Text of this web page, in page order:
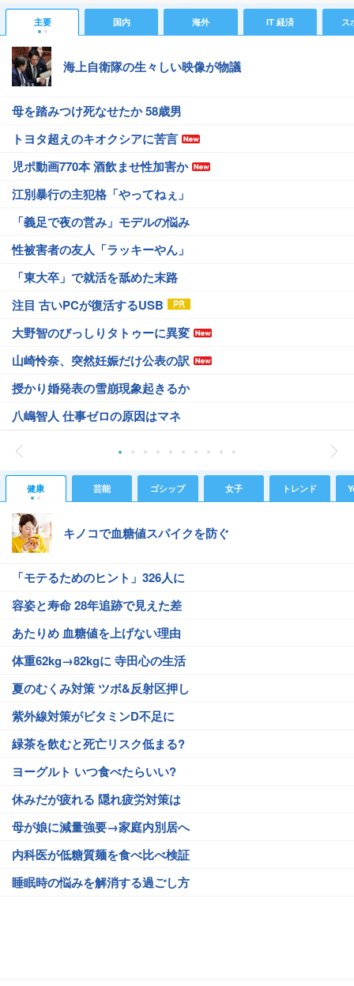
主要 国内 海外 IT 経済 ス
海上自衛隊の生々しい映像が物議
母を踏みつけ死なせたか 58歳男
トヨタ超えのキオクシアに苦言
児ポ動画770本 酒飲ませ性加害か
江別暴行の主犯格「やってねぇ」
「義足で夜の営み」モデルの悩み
性被害者の友人「ラッキーやん」
「東大卒」で就活を舐めた末路
注目 古いPCが復活するUSB
大野智のびっしりタトゥーに異変
山崎怜奈、突然妊娠だけ公表の訳
授かり婚発表の雪崩現象起きるか
八嶋智人 仕事ゼロの原因はマネ
健康 芸能 ゴシップ 女子 トレンド
キノコで血糖値スパイクを防ぐ
「モテるためのヒント」326人に
容姿と寿命 28年追跡で見えた差
あたりめ 血糖値を上げない理由
体重62kg→82kgに 寺田心の生活
夏のむくみ対策 ツボ&反射区押し
紫外線対策がビタミンD不足に
緑茶を飲むと死亡リスク低まる?
ヨーグルト いつ食べたらいい?
休みだが疲れる 隠れ疲労対策は
母が娘に減量強要→家庭内別居へ
内科医が低糖質麺を食べ比べ検証
睡眠時の悩みを解消する過ごし方